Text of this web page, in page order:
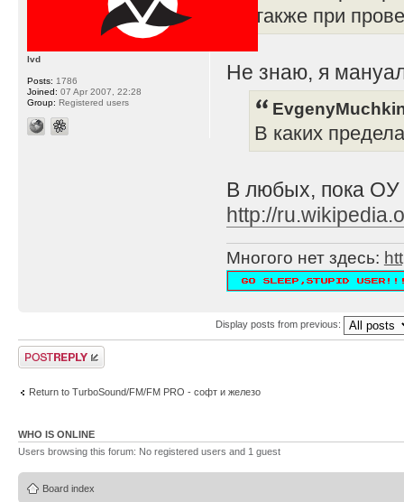
также при
Не знаю, я
В каких
В любых, пока ОУ
http://
Многого нет здесь:
lvd
Posts: 1786
Joined: 07 Apr 2007, 22:28
Group: Registered users
Display posts from previous:
Post a reply
Return to TurboSound/FM/FM PRO - софт и железо
WHO IS ONLINE
Users browsing this forum: No registered users and 1 guest
Board index